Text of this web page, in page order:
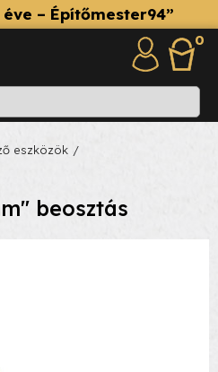
– Építőmester94”
0
eszközök /
beosztás